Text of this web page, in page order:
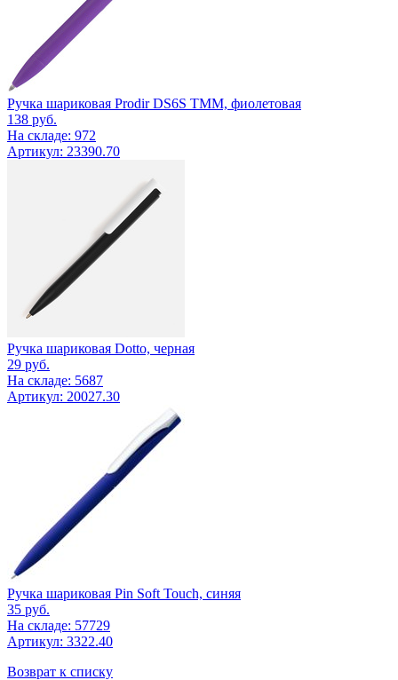
Ручка шариковая Prodir DS6S TMM, фиолетовая
138 руб.
На складе: 972
Артикул: 23390.70
Ручка шариковая Dotto, черная
29 руб.
На складе: 5687
Артикул: 20027.30
Ручка шариковая Pin Soft Touch, синяя
35 руб.
На складе: 57729
Артикул: 3322.40
Возврат к списку